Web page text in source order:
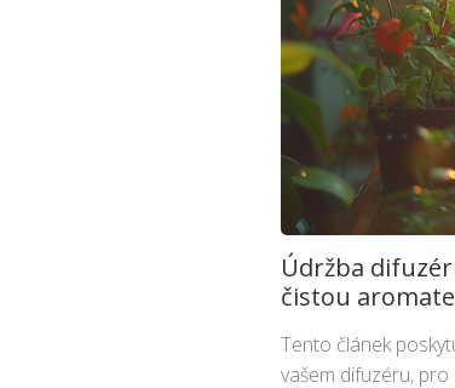
Údržba
čistou
Tento článek
vašem difuzéru,